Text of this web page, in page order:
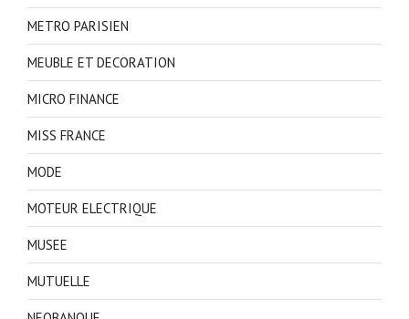
METRO PARISIEN
MEUBLE ET DECORATION
MICRO FINANCE
MISS FRANCE
MODE
MOTEUR ELECTRIQUE
MUSEE
MUTUELLE